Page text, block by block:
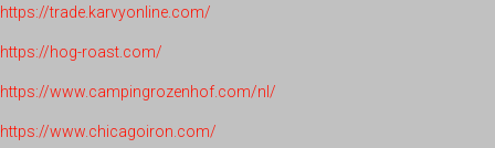
https://trade.karvyonline.com/
https://hog-roast.com/
https://www.campingrozenhof.com/nl/
https://www.chicagoiron.com/